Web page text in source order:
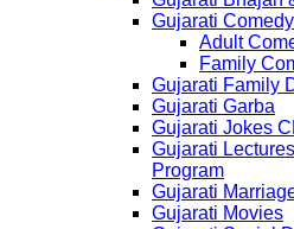
Gujarati
Adult
Family
Gujarati Family
Gujarati Garba
Gujarati Jokes
Gujarati
Program
Gujarati
Gujarati Movies